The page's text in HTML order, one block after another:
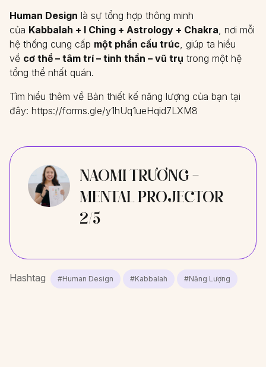
Human Design là sự tổng hợp thông minh
của Kabbalah + I Ching + Astrology + Chakra , nơi mỗi
hệ thống cung cấp một phần cấu trúc , giúp ta hiểu
về cơ thể – tâm trí – tinh thần – vũ trụ trong một hệ
tổng thể nhất quán.
Tìm hiểu thêm về Bản thiết kế năng lượng của bạn tại
đây: https://forms.gle/y1hUq1ueHqid7LXM8
NAOMI TRƯƠNG -
MENTAL PROJECTOR
2/5
Hashtag #Human Design #Kabbalah #Năng Lượng